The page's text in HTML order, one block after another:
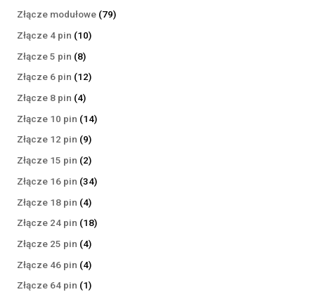
produkty
Złącze modułowe 7979
Złącze 4 pin 1010
Złącze 5 pin 88
produktów
Złącze 6 pin 1212
Złącze 8 pin 44
produkty
Złącze 10 pin 1414
Złącze 12 pin 99
produktów
Złącze 15 pin 22
produkty
Złącze 16 pin 3434
Złącze 18 pin 44
produkty
Złącze 24 pin 1818
Złącze 25 pin 44
produkty
Złącze 46 pin 44
produkty
Złącze 64 pin 11